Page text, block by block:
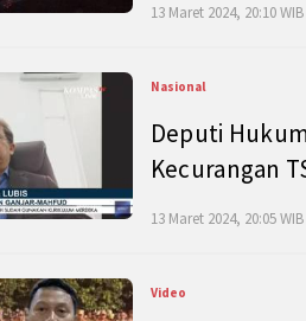
13 Maret 2024, 20:10 WIB
Nasional
Deputi
Kecurangan
13 Maret 2024, 20:05 WIB
Video